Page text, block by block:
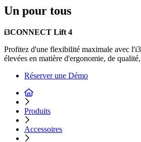
Un pour tous
i3CONNECT Lift 4
Profitez d'une flexibilité maximale avec
élevées en matière d'ergonomie, de
Réserver une Démo
Produits
Accessoires